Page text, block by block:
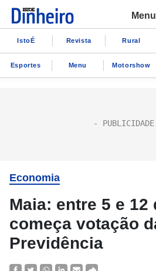
Menu
IstoÉ Revista Rural
Esportes Menu Motorshow
Economia
Maia: entre 5 e 12
começa votação
Previdência